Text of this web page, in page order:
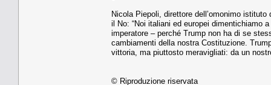
Nicola Piepoli, direttore dell’omonimo
il No: “Noi italiani ed europei dimentichiamo
imperatore – perché Trump non ha di se
cambiamenti della nostra Costituzione.
vittoria, ma piuttosto meravigliati: da un
© Riproduzione riservata